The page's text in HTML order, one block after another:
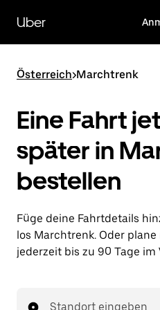
zum
Hauptinhalt
Uber
Österreich>Marchtrenk
Eine Fahrt
später in
bestellen
Füge deine Fahrtdetails
los Marchtrenk. Oder plane
jederzeit bis zu 90 Tage im
Standort eingeben